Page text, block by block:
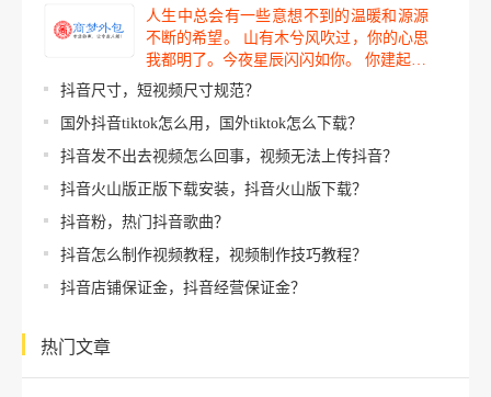
人生中总会有一些意想不到的温暖和源源
不断的希望。 山有木兮风吹过，你的心思
我都明了。今夜星辰闪闪如你。 你建起…
抖音尺寸，短视频尺寸规范？
国外抖音tiktok怎么用，国外tiktok怎么下载？
抖音发不出去视频怎么回事，视频无法上传抖音？
抖音火山版正版下载安装，抖音火山版下载？
抖音粉，热门抖音歌曲？
抖音怎么制作视频教程，视频制作技巧教程？
抖音店铺保证金，抖音经营保证金？
热门文章